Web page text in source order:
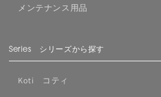
メンテナンス用品
Series シリーズから探す
Koti コティ